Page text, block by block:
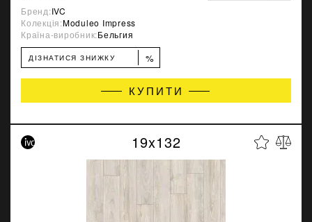
Бренд:IVC
Колекція:Moduleo Impress
Країна-виробник:Бельгия
ДІЗНАТИСЯ ЗНИЖКУ %
КУПИТИ
19x132